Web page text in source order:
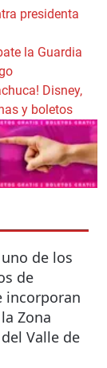
presidenta
la Guardia
Disney,
y boletos
de los
de
incorporan
Zona
Valle de